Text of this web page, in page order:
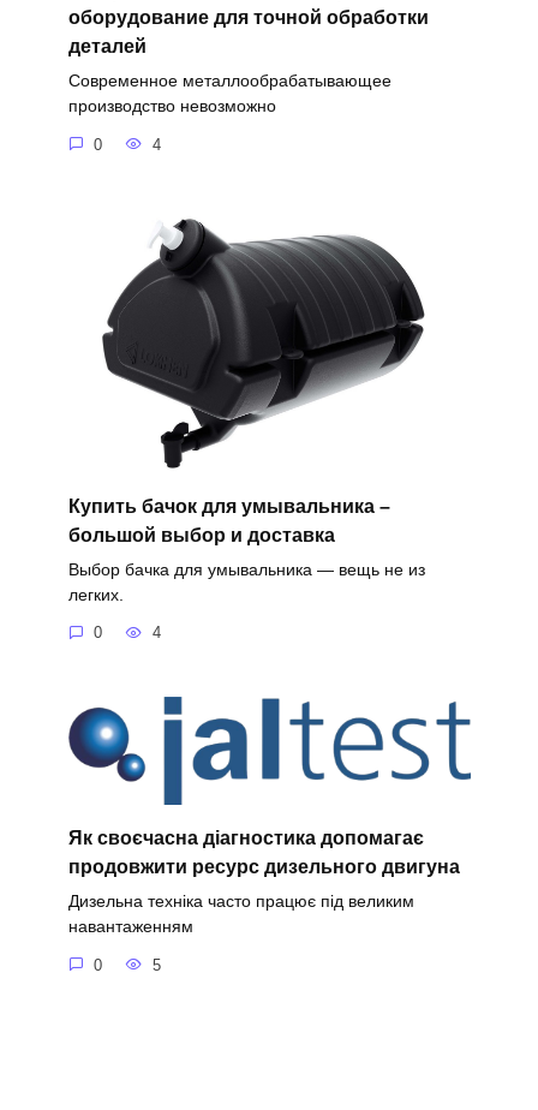
оборудование для точной обработки
деталей
Современное металлообрабатывающее
производство невозможно
0 4
Купить бачок для умывальника –
большой выбор и доставка
Выбор бачка для умывальника — вещь не из
легких.
0 4
Як своєчасна діагностика допомагає
продовжити ресурс дизельного двигуна
Дизельна техніка часто працює під великим
навантаженням
0 5